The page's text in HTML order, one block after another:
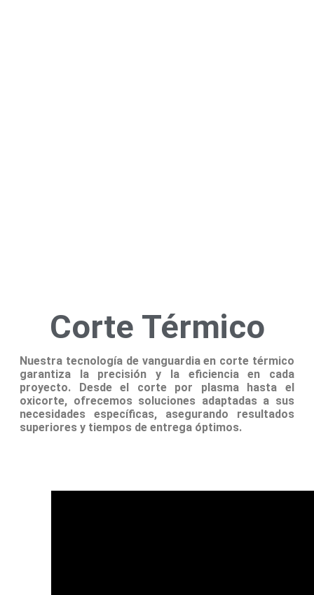
Corte Térmico
Nuestra tecnología de vanguardia en corte térmico
garantiza la precisión y la eficiencia en cada
proyecto. Desde el corte por plasma hasta el
oxicorte, ofrecemos soluciones adaptadas a sus
necesidades específicas, asegurando resultados
superiores y tiempos de entrega óptimos.